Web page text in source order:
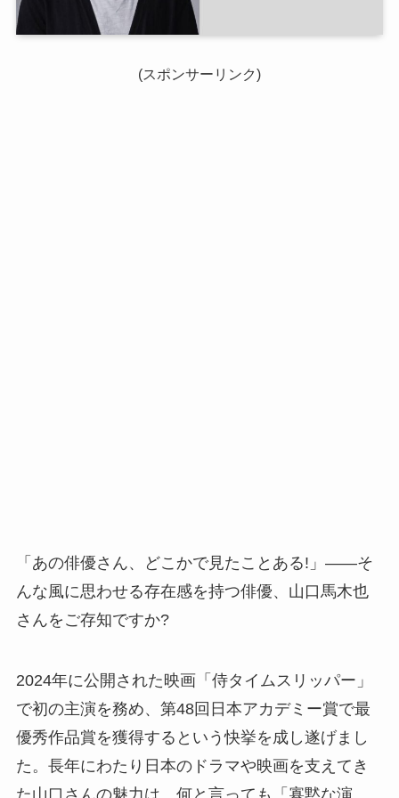
(スポンサーリンク)
「あの俳優さん、どこかで見たことある!」――そ
んな風に思わせる存在感を持つ俳優、山口馬木也
さんをご存知ですか?
2024年に公開された映画「侍タイムスリッパー」
で初の主演を務め、第48回日本アカデミー賞で最
優秀作品賞を獲得するという快挙を成し遂げまし
た。長年にわたり日本のドラマや映画を支えてき
た山口さんの魅力は、何と言っても「寡黙な演